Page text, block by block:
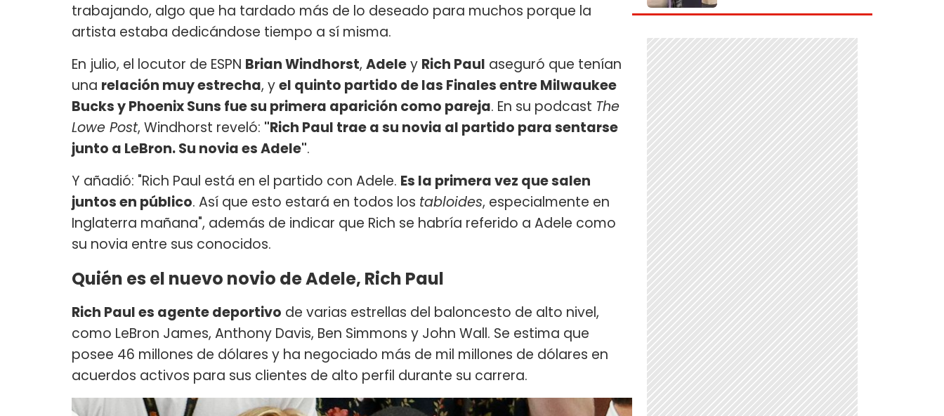
trabajando, algo que ha tardado más de lo deseado para muchos porque la
artista estaba dedicándose tiempo a sí misma.
En julio, el locutor de ESPN Brian Windhorst, Adeley Rich Paul aseguró que tenían
una relación muy estrecha, yel quinto partido de las Finales entre Milwaukee
Bucks y Phoenix Suns fue su primera aparición como pareja. En su podcast The
Lowe Post, Windhorst reveló: "Rich Paul trae a su novia al partido para sentarse
junto a LeBron. Su novia es Adele".
Y añadió: "Rich Paul está en el partido con Adele. Es la primera vez que salen
juntos en público. Así que esto estará en todos los tabloides, especialmente en
Inglaterra mañana", además de indicar que Rich se habría referido a Adele como
su novia entre sus conocidos.
Quién es el nuevo novio de Adele, Rich Paul
Rich Paul es agente deportivo de varias estrellas del baloncesto de alto nivel,
como LeBron James, Anthony Davis, Ben Simmons y John Wall. Se estima que
posee 46 millones de dólares y ha negociado más de mil millones de dólares en
acuerdos activos para sus clientes de alto perfil durante su carrera.